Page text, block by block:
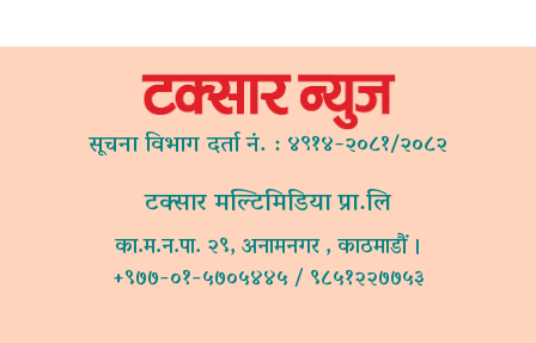
सूचना विभाग दर्ता नं. : ४९१४-२०८१/२०८२
टक्सार मल्टिमिडिया प्रा.लि
का.म.न.पा. २९, अनामनगर , काठमाडौं ।
+९७७-०१-५७०५४४५ / ९८५१२२७७५३